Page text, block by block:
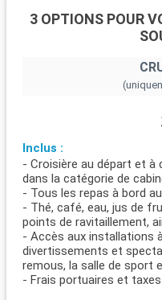
3 OPTIONS POUR
Inclus :
- Croisière au départ et à
dans la catégorie de
- Tous les repas à bord
- Thé, café, eau, jus de
points de ravitaillement,
- Accès aux installations
divertissements et
remous, la salle de sport
- Frais portuaires et taxes